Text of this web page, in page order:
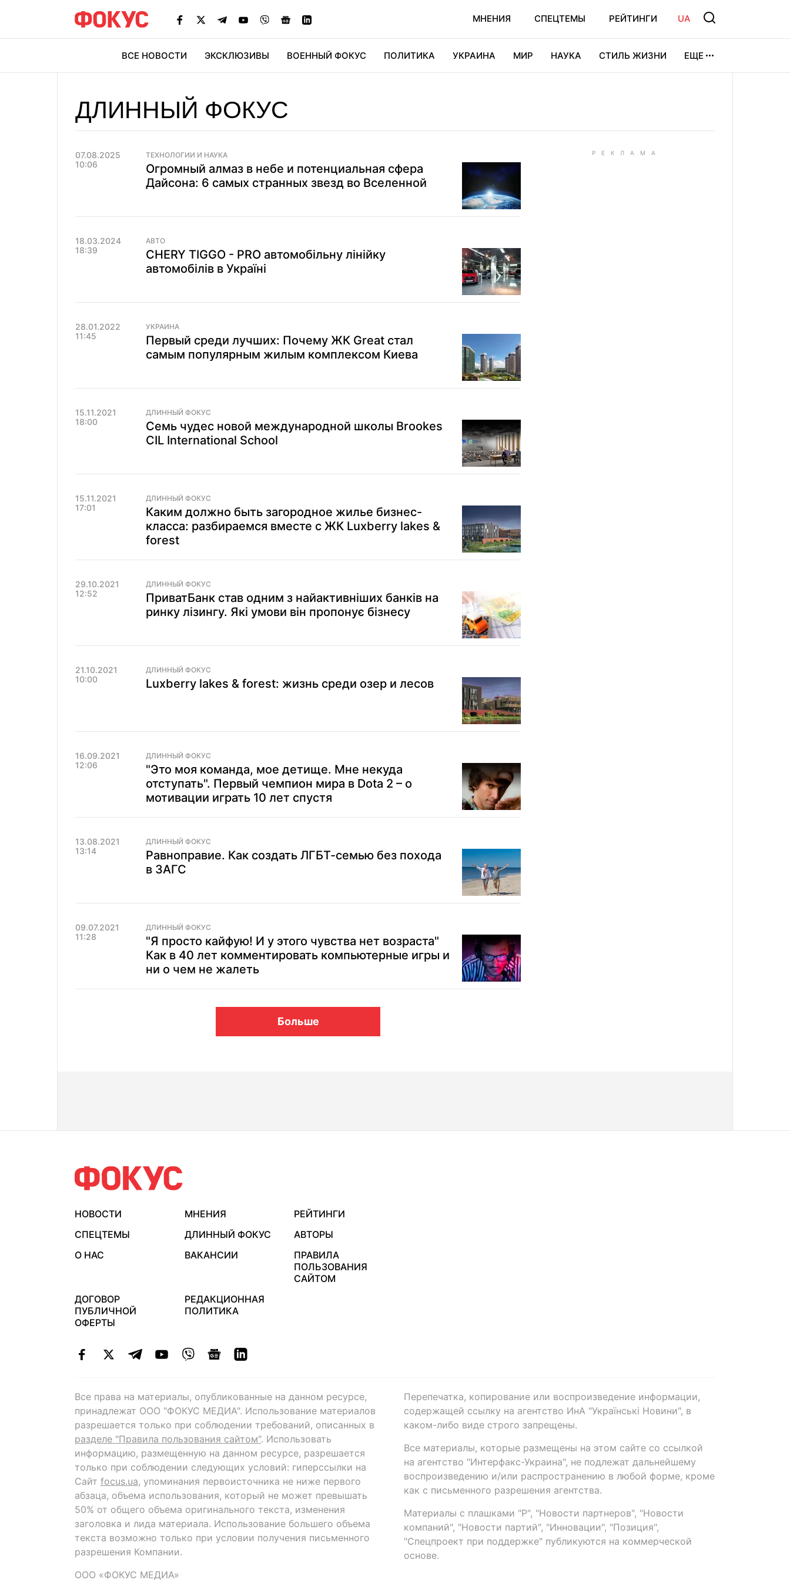
МНЕНИЯ СПЕЦТЕМЫ РЕЙТИНГИ UA
ВСЕ НОВОСТИ ЭКСКЛЮЗИВЫ ВОЕННЫЙ ФОКУС ПОЛИТИКА УКРАИНА МИР НАУКА СТИЛЬ ЖИЗНИ ЕЩЕ
ДЛИННЫЙ ФОКУС
07.08.2025
10:06
ТЕХНОЛОГИИ И НАУКА
Огромный алмаз в небе и потенциальная сфера
Дайсона: 6 самых странных звезд во Вселенной
18.03.2024
18:39
АВТО
CHERY TIGGO - PRO автомобільну лінійку
автомобілів в Україні
28.01.2022
11:45
УКРАИНА
Первый среди лучших: Почему ЖК Great стал
самым популярным жилым комплексом Киева
15.11.2021
18:00
ДЛИННЫЙ ФОКУС
Семь чудес новой международной школы Brookes
CIL International School
15.11.2021
17:01
ДЛИННЫЙ ФОКУС
Каким должно быть загородное жилье бизнес-
класса: разбираемся вместе с ЖК Luxberry lakes &
forest
29.10.2021
12:52
ДЛИННЫЙ ФОКУС
ПриватБанк став одним з найактивніших банків на
ринку лізингу. Які умови він пропонує бізнесу
21.10.2021
10:00
ДЛИННЫЙ ФОКУС
Luxberry lakes & forest: жизнь среди озер и лесов
16.09.2021
12:06
ДЛИННЫЙ ФОКУС
"Это моя команда, мое детище. Мне некуда
отступать". Первый чемпион мира в Dota 2 – о
мотивации играть 10 лет спустя
13.08.2021
13:14
ДЛИННЫЙ ФОКУС
Равноправие. Как создать ЛГБТ-семью без похода
в ЗАГС
09.07.2021
11:28
ДЛИННЫЙ ФОКУС
"Я просто кайфую! И у этого чувства нет возраста"
Как в 40 лет комментировать компьютерные игры и
ни о чем не жалеть
Больше
НОВОСТИ МНЕНИЯ
РЕЙТИНГИ
СПЕЦТЕМЫ
ДЛИННЫЙ ФОКУС
АВТОРЫ
О НАС
ВАКАНСИИ
ПРАВИЛА
ПОЛЬЗОВАНИЯ
САЙТОМ
ДОГОВОР
ПУБЛИЧНОЙ
ОФЕРТЫ
РЕДАКЦИОННАЯ
ПОЛИТИКА
Все права на материалы, опубликованные на данном ресурсе,
принадлежат ООО "ФОКУС МЕДИА". Использование материалов
разрешается только при соблюдении требований, описанных в
разделе "Правила пользования сайтом". Использовать
информацию, размещенную на данном ресурсе, разрешается
только при соблюдении следующих условий: гиперссылки на
Сайт focus.ua, упоминания первоисточника не ниже первого
абзаца, объема использования, который не может превышать
50% от общего объема оригинального текста, изменения
заголовка и лида материала. Использование большего объема
текста возможно только при условии получения письменного
разрешения Компании.
ООО «ФОКУС МЕДИА»
Перепечатка, копирование или воспроизведение информации,
содержащей ссылку на агентство ИнА "Українські Новини", в
каком-либо виде строго запрещены.
Все материалы, которые размещены на этом сайте со ссылкой
на агентство "Интерфакс-Украина", не подлежат дальнейшему
воспроизведению и/или распространению в любой форме, кроме
как с письменного разрешения агентства.
Материалы с плашками "Р", "Новости партнеров", "Новости
компаний", "Новости партий", "Инновации", "Позиция",
"Спецпроект при поддержке" публикуются на коммерческой
основе.